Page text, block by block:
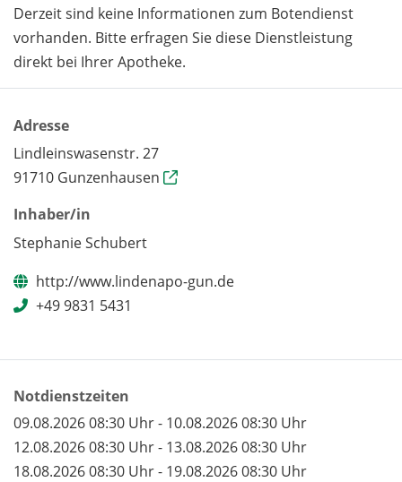
Derzeit sind keine Informationen zum Botendienst
vorhanden. Bitte erfragen Sie diese Dienstleistung
direkt bei Ihrer Apotheke.
Adresse
Lindleinswasenstr. 27
91710 Gunzenhausen
Inhaber/in
Stephanie Schubert
http://www.lindenapo-gun.de
+49 9831 5431
Notdienstzeiten
09.08.2026 08:30 Uhr - 10.08.2026 08:30 Uhr
12.08.2026 08:30 Uhr - 13.08.2026 08:30 Uhr
18.08.2026 08:30 Uhr - 19.08.2026 08:30 Uhr